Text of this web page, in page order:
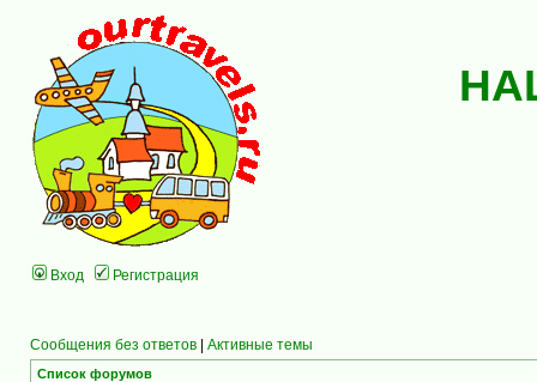
Вход Регистрация
Сообщения без ответов | Активные темы
Список форумов